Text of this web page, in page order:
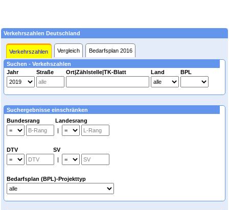
Verkehrszahlen Deutschland
Verkehrszahlen Vergleich Bedarfsplan 2016
Suchen - Verkehszahlen
Jahr
Straße Ort|Zählstelle|TK-Blatt Land BPL
Suchergebnisse einschränken
Bundesrang Landesrang
|
DTV SV
|
Bedarfsplan (BPL)-Projekttyp